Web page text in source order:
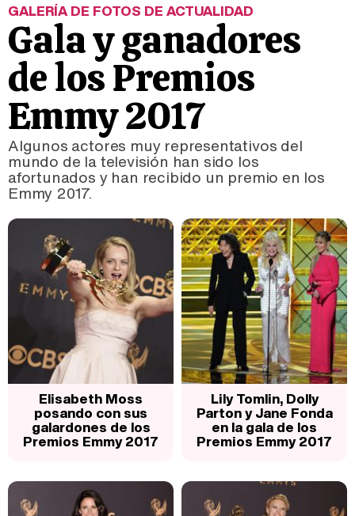
GALERÍA DE FOTOS DE ACTUALIDAD
Gala y ganadores
de los Premios
Emmy 2017
Algunos actores muy representativos del
mundo de la televisión han sido los
afortunados y han recibido un premio en los
Emmy 2017.
Elisabeth Moss
posando con sus
galardones de los
Premios Emmy 2017
Lily Tomlin, Dolly
Parton y Jane Fonda
en la gala de los
Premios Emmy 2017